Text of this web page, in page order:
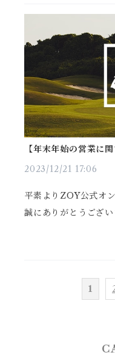
【年末年始の営業に
2023/12/21 17:06
平素よりZOY公式オ
誠にありがとうござ
ご案内をさせて頂き
1